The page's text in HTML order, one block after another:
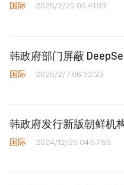
国际 2025/2/25 05:41:03
韩政府部门屏蔽
国际 2025/2/7 06:32:23
韩政府发行新版朝鲜机
国际 2024/12/25 04:57:59